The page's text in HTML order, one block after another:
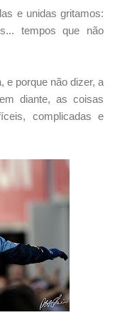
e unidas gritamos:
tempos que não
e porque não dizer, a
diante, as coisas
complicadas e